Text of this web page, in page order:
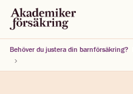
Behöver du justera din barnförsäkring?